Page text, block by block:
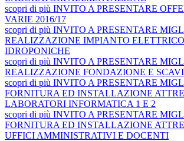
scopri di più INVITO A PRESENTARE
VARIE 2016/17
scopri di più INVITO A PRESENTARE
REALIZZAZIONE IMPIANTO ELETTRICO
IDROPONICHE
scopri di più INVITO A PRESENTARE
REALIZZAZIONE FONDAZIONE E SCAVI
scopri di più INVITO A PRESENTARE
FORNITURA ED INSTALLAZIONE
LABORATORI INFORMATICA 1 E 2
scopri di più INVITO A PRESENTARE
FORNITURA ED INSTALLAZIONE
UFFICI AMMINISTRATIVI E DOCENTI